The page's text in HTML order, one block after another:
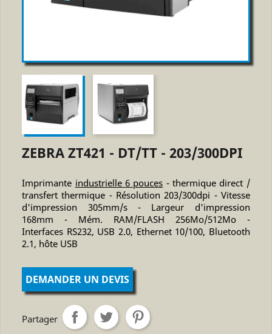
ZEBRA ZT421 - DT/TT - 203/300DPI
Imprimante industrielle 6 pouces - thermique direct /
transfert thermique - Résolution 203/300dpi - Vitesse
d'impression 305mm/s - Largeur d'impression
168mm - Mém. RAM/FLASH 256Mo/512Mo -
Interfaces RS232, USB 2.0, Ethernet 10/100, Bluetooth
2.1, hôte USB
DEMANDER UN DEVIS
Partager